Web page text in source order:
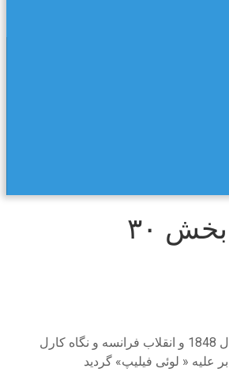
( به آسانی می توان فهمید که چه کسی بر شما « حکومت » می کند؛ ببینید از چه کسی نمی توانید « انتقاد » نمایید ! ۰ فرانسوا ولتر ) در این جستار به ۲۲ ماه فوریه سال 1848 و انقلاب فرانسه و نگاه کارل